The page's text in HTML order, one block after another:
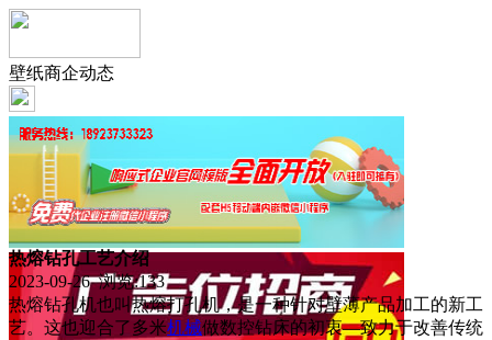
壁纸商企动态
热熔钻孔工艺介绍
2023-09-26 浏览:133
热熔钻孔机也叫热熔打孔机，是一种针对壁薄产品加工的新工
艺。这也迎合了多米机械做数控钻床的初衷—致力于改善传统